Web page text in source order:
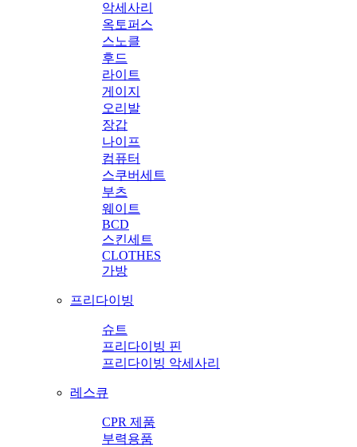
악세사리
옥토퍼스
스노클
후드
라이트
게이지
오리발
장갑
나이프
컴퓨터
스쿠버세트
부츠
웨이트
BCD
스킨세트
CLOTHES
가방
프리다이빙
슈트
프리다이빙 핀
프리다이빙 악세사리
레스큐
CPR 제품
부력용품